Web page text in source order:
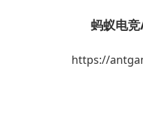
蚂蚁电竞
https://